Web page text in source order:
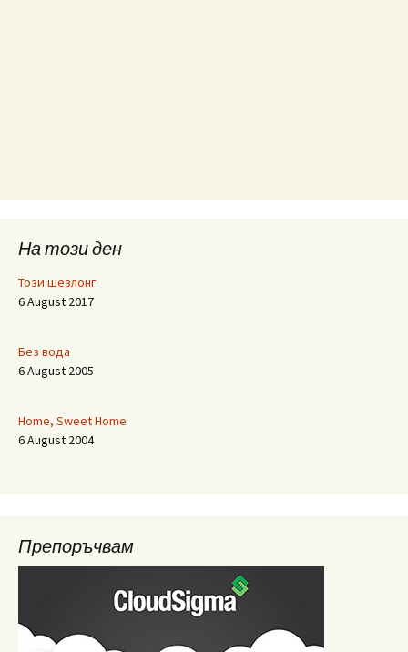
На този ден
Този шезлонг
6 August 2017
Без вода
6 August 2005
Home, Sweet Home
6 August 2004
Препоръчвам